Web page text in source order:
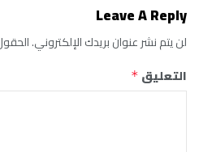
Leave A Reply
لن يتم نشر عنوان بريدك الإلكتروني.
التعليق *